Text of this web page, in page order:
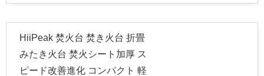
HiiPeak 焚火台 焚き火台 折畳
みたき火台 焚火シート加厚 ス
ピード改善進化 コンパクト 軽